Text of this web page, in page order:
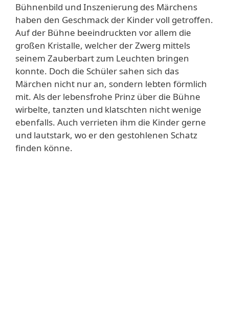
Bühnenbild und Inszenierung des Märchens
haben den Geschmack der Kinder voll getroffen.
Auf der Bühne beeindruckten vor allem die
großen Kristalle, welcher der Zwerg mittels
seinem Zauberbart zum Leuchten bringen
konnte. Doch die Schüler sahen sich das
Märchen nicht nur an, sondern lebten förmlich
mit. Als der lebensfrohe Prinz über die Bühne
wirbelte, tanzten und klatschten nicht wenige
ebenfalls. Auch verrieten ihm die Kinder gerne
und lautstark, wo er den gestohlenen Schatz
finden könne.